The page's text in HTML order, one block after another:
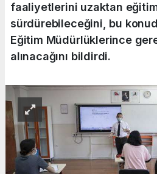
faaliyetlerini uzaktan
sürdürebileceğini, bu
Eğitim Müdürlüklerince
alınacağını bildirdi.